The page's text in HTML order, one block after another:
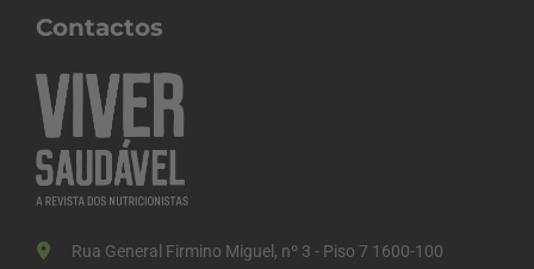
Contactos
Rua General Firmino Miguel, nº 3 - Piso 7 1600-100